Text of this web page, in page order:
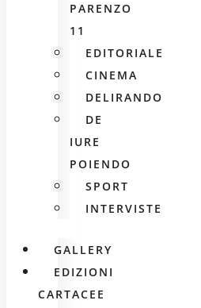
PARENZO
11
EDITORIALE
CINEMA
DELIRANDO
DE
IURE
POIENDO
SPORT
INTERVISTE
GALLERY
EDIZIONI
CARTACEE